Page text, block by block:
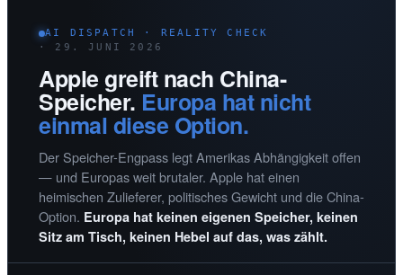
AI DISPATCH · REALITY CHECK
· 29. JUNI 2026
Apple greift nach China-
Speicher. Europa hat nicht
einmal diese Option.
Der Speicher-Engpass legt Amerikas Abhängigkeit offen
— und Europas weit brutaler. Apple hat einen
heimischen Zulieferer, politisches Gewicht und die China-
Option. Europa hat keinen eigenen Speicher, keinen
Sitz am Tisch, keinen Hebel auf das, was zählt.